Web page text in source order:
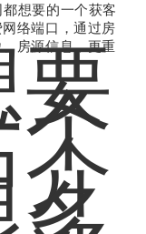
想要的一个获客
络端口，通过房
房源信息，更重
个